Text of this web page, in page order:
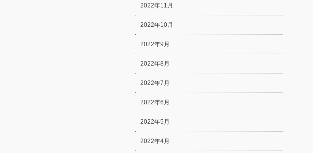
2022年11月
2022年10月
2022年9月
2022年8月
2022年7月
2022年6月
2022年5月
2022年4月